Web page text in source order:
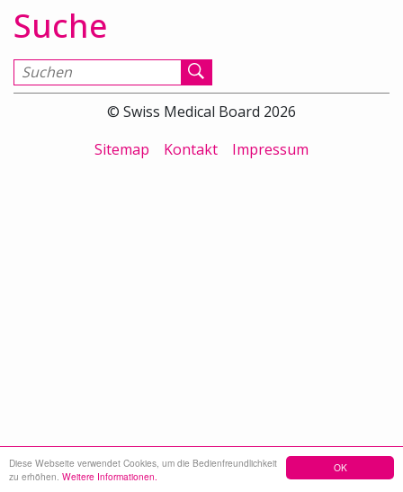
OK
Diese Webseite verwendet Cookies, um die Bedienfreundlichkeit
zu erhöhen. Weitere Informationen.
Suche
Suchen nach
© Swiss Medical Board 2026
Sitemap
Kontakt Impressum